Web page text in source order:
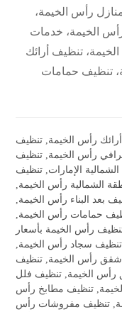
رأس الخيمة،
الخيمة، خدمات
تنظيف أرائك
تنظيف حمامات
رأس الخيمة تنظيف
رأس الخيمة تنظيف
الإمارات تنظيف
الشمالية رأس الخيمة
بعد البناء رأس الخيمة
حمامات رأس الخيمة
رأس الخيمة بأسعار
تنظيف سجاد رأس الخيمة
رأس الخيمة تنظيف
رأس الخيمة تنظيف فلل
تنظيف مطابخ رأس
تنظيف مفروشات رأس